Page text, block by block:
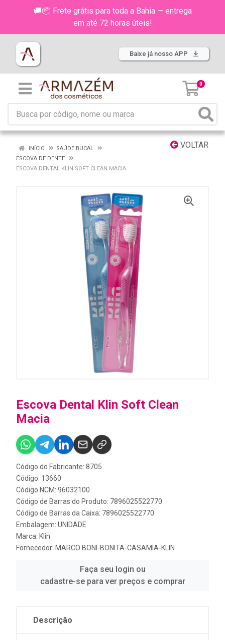
🚚📦 Frete grátis para toda a Bahia — entrega
em até 72 horas úteis!
Baixe já nosso APP
0
VOLTAR
INÍCIO
SAÚDE BUCAL
ESCOVA DE DENTE
ESCOVA DENTAL KLIN SOFT CLEAN MACIA
Escova Dental Klin Soft Clean
Macia
Código do Fabricante: 8705
Código: 13660
Código NCM: 96032100
Código de Barras do Produto: 7896025522770
Código de Barras da Caixa: 7896025522770
Embalagem: UNIDADE
Marca: Klin
Fornecedor: MARCO BONI-BONITA-CASAMIA-KLIN
Faça seu login ou
cadastre-se para ver preços e comprar
Descrição